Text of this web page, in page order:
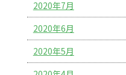
2020年7月
2020年6月
2020年5月